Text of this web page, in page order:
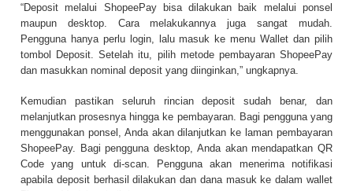
“Deposit melalui ShopeePay bisa dilakukan baik melalui ponsel
maupun desktop. Cara melakukannya juga sangat mudah.
Pengguna hanya perlu login, lalu masuk ke menu Wallet dan pilih
tombol Deposit. Setelah itu, pilih metode pembayaran ShopeePay
dan masukkan nominal deposit yang diinginkan,” ungkapnya.
Kemudian pastikan seluruh rincian deposit sudah benar, dan
melanjutkan prosesnya hingga ke pembayaran. Bagi pengguna yang
menggunakan ponsel, Anda akan dilanjutkan ke laman pembayaran
ShopeePay. Bagi pengguna desktop, Anda akan mendapatkan QR
Code yang untuk di-scan. Pengguna akan menerima notifikasi
apabila deposit berhasil dilakukan dan dana masuk ke dalam wallet